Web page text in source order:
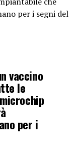
per i segni del
vaccino
le
per i